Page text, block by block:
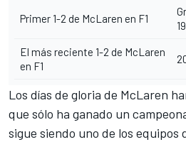
Primer 1-2 de McLaren en F1
El más reciente 1-2 de McLaren
en F1
Los días de gloria de McLaren
que sólo ha ganado un
sigue siendo uno de los equipos